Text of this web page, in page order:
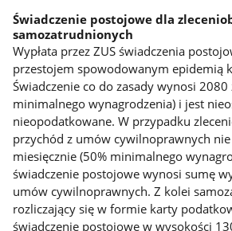
Świadczenie postojowe dla
samozatrudnionych
Wypłata przez ZUS świadczenia
przestojem spowodowanym epidemią
Świadczenie co do zasady wynosi 2080
minimalnego wynagrodzenia) i jest
nieopodatkowane. W przypadku
przychód z umów cywilnoprawnych nie
miesięcznie (50% minimalnego
świadczenie postojowe wynosi sumę
umów cywilnoprawnych. Z kolei
rozliczający się w formie karty
świadczenie postojowe w wysokości